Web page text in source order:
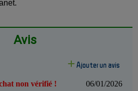
Avis
Ajouter un avis
non vérifié ! 06/01/2026